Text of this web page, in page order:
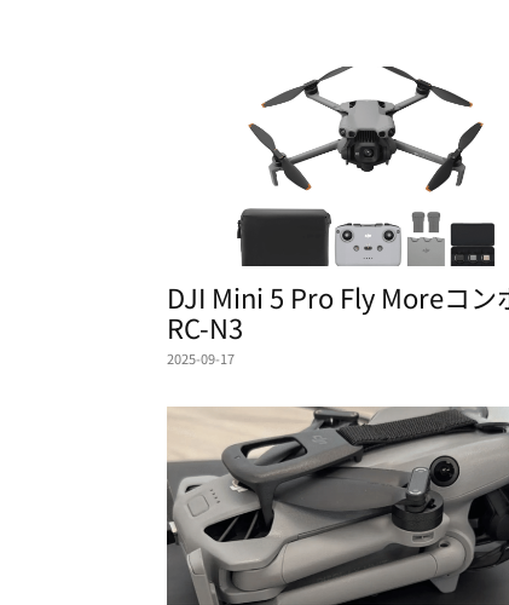
DJI Mini 5 Pro Fly Moreコン
RC-N3
2025-09-17